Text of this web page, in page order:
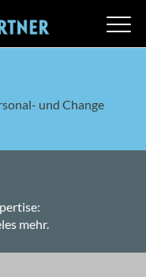
und Change
mehr.